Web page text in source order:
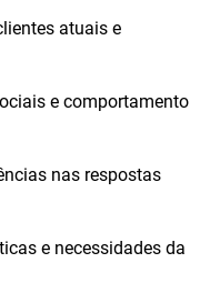
atuais e
e comportamento
nas respostas
e necessidades da